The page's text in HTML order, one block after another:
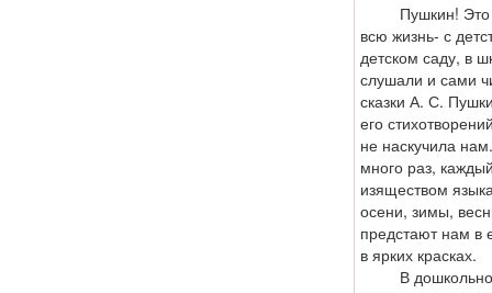
Пушкин! Это
всю жизнь- с
детском саду, в
слушали и сами
сказки А. С.
его
не наскучила
много раз,
изяществом
осени, зимы,
предстают нам в
в ярких красках.
В